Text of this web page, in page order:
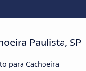
Paulista, SP
para Cachoeira